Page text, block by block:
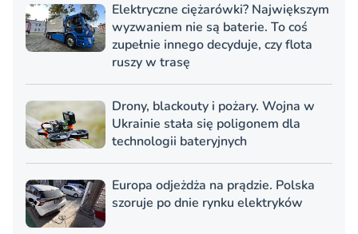
Elektryczne ciężarówki? Największym
wyzwaniem nie są baterie. To coś
zupełnie innego decyduje, czy flota
ruszy w trasę
Drony, blackouty i pożary. Wojna w
Ukrainie stała się poligonem dla
technologii bateryjnych
Europa odjeżdża na prądzie. Polska
szoruje po dnie rynku elektryków